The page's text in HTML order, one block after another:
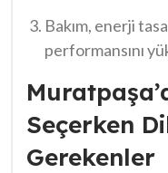
zaman hem de
klima konforunu da
Bakım, enerji
performansını
Seçerken
Gerekenler